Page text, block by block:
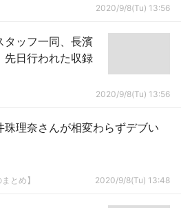
2020/9/8(Tu) 13:56
タッフ一同、長濱
先日行われた収録
2020/9/8(Tu) 13:56
理奈さんが相変わらずデブい
とめ】 2020/9/8(Tu) 13:48